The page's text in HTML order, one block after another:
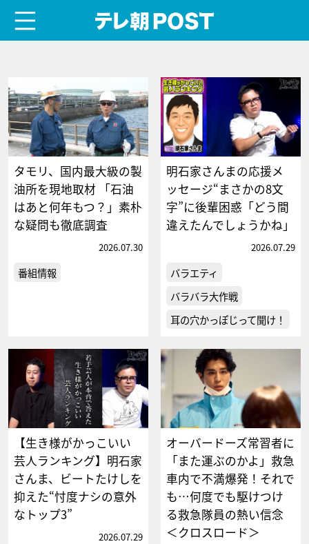
タモリ、国内最大級の製
油所を現地取材 「石油
はあと何年もつ？」素朴
な疑問も徹底調査
2026.07.30
番組情報
明石家さんまの応援メ
ッセージ“まさかの8文
字”に後輩困惑「どう間
違えたんでしょうかね」
2026.07.29
バラエティ
バラバラ大作戦
耳の穴かっぽじって聞け！
【生き様がかっこいい
芸人ランキング】明石家
さんま、ビートたけしを
抑えた“忖度ナシの意外
なトップ3”
2026.07.29
オーバードーズ常習者に
「また運ぶのかよ」救急
車内で不満爆発！それで
も…何度でも駆けつけ
る救急隊員の熱い信念
＜クロスロード＞